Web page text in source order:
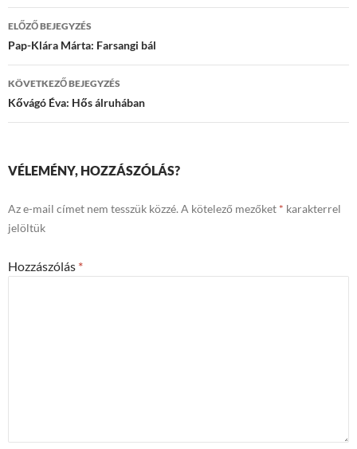
Bejegyzések
navigációja
ELŐZŐ BEJEGYZÉS
Pap-Klára Márta: Farsangi bál
KÖVETKEZŐ BEJEGYZÉS
Kővágó Éva: Hős álruhában
VÉLEMÉNY, HOZZÁSZÓLÁS?
Az e-mail címet nem tesszük közzé. A kötelező mezőket * karakterrel
jelöltük
Hozzászólás *